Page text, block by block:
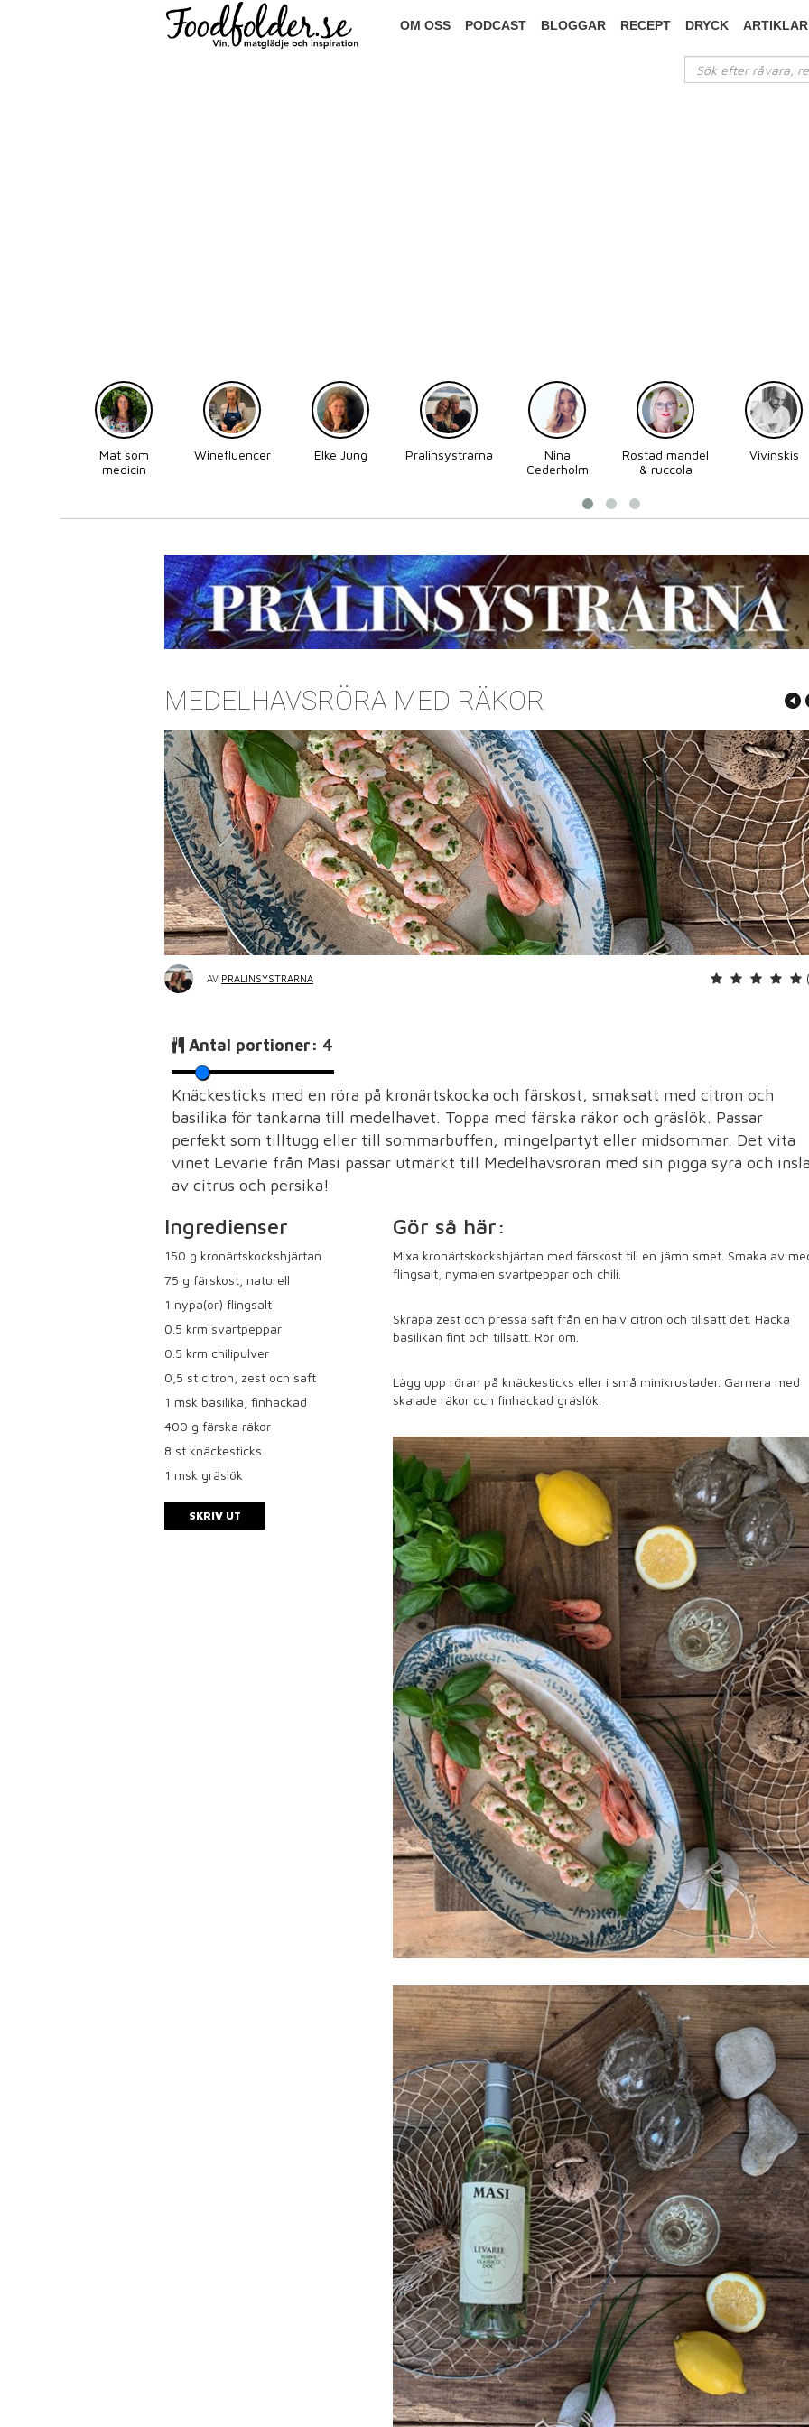
OM OSS PODCAST BLOGGAR RECEPT DRYCK ARTIKLAR
Mat som
medicin
Winefluencer Elke Jung Pralinsystrarna
Nina
Cederholm
Rostad mandel
& ruccola
Vivinskis
MEDELHAVSRÖRA MED RÄKOR
AV PRALINSYSTRARNA
Antal portioner: 4
Knäckesticks med en röra på kronärtskocka och färskost, smaksatt med citron och
basilika för tankarna till medelhavet. Toppa med färska räkor och gräslök. Passar
perfekt som tilltugg eller till sommarbuffen, mingelpartyt eller midsommar. Det vita
vinet Levarie från Masi passar utmärkt till Medelhavsröran med sin pigga syra och
av citrus och persika!
Ingredienser
150 g kronärtskockshjärtan
75 g färskost, naturell
1 nypa(or) flingsalt
0.5 krm svartpeppar
0.5 krm chilipulver
0,5 st citron, zest och saft
1 msk basilika, finhackad
400 g färska räkor
8 st knäckesticks
1 msk gräslök
SKRIV UT
Gör så här:
Mixa kronärtskockshjärtan med färskost till en jämn smet. Smaka av
flingsalt, nymalen svartpeppar och chili.
Skrapa zest och pressa saft från en halv citron och tillsätt det. Hacka
basilikan fint och tillsätt. Rör om.
Lägg upp röran på knäckesticks eller i små minikrustader. Garnera med
skalade räkor och finhackad gräslök.